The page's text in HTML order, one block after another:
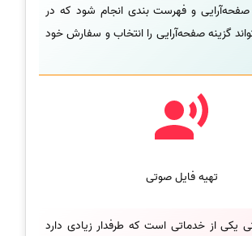
صفحه‌آرایی و فهرست بندی انجام شود که در
گزینه صفحه‌آرایی را انتخاب و سفارش خود
تهیه فایل صوتی
یکی از خدماتی است که طرفدار زیادی دارد